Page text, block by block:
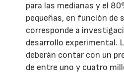
para las medianas y el
pequeñas, en función de
corresponde a
desarrollo experimental.
deberán contar con un
de entre uno y cuatro